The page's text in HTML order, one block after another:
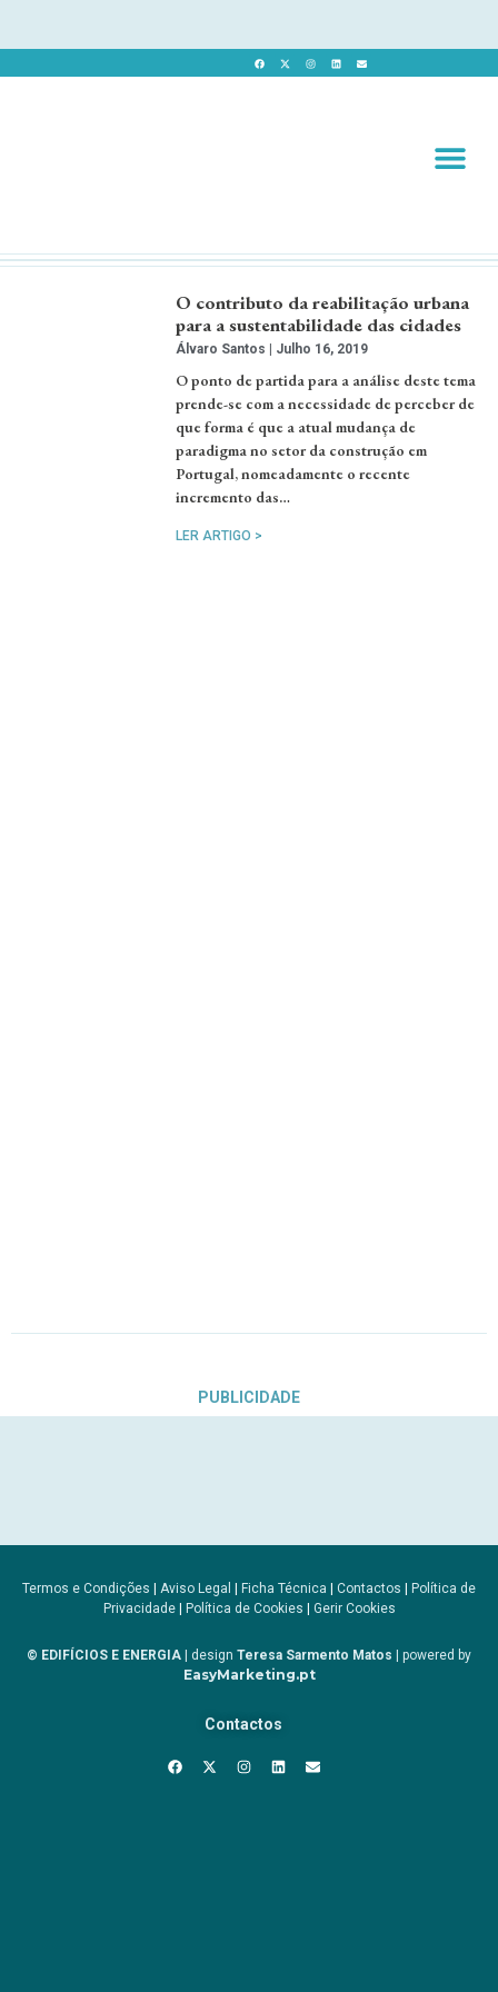
O contributo da reabilitação urbana
para a sustentabilidade das cidades
Álvaro Santos Julho 16, 2019
O ponto de partida para a análise deste tema
prende-se com a necessidade de perceber de
que forma é que a atual mudança de
paradigma no setor da construção em
Portugal, nomeadamente o recente
incremento das…
LER ARTIGO >
PUBLICIDADE
Termos e Condições | Aviso Legal | Ficha Técnica | Contactos | Política de
Privacidade| Política de Cookies | Gerir Cookies
© EDIFÍCIOS E ENERGIA | design Teresa Sarmento Matos | powered by
EasyMarketing.pt
Contactos